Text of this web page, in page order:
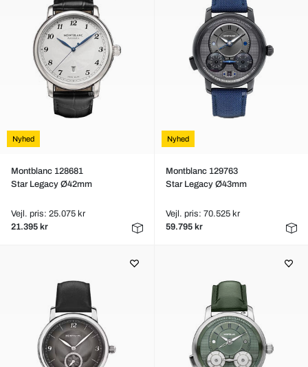
Nyhed
Montblanc 128681
Star Legacy Ø42mm
Vejl. pris: 25.075 kr
21.395 kr
Nyhed
Montblanc 129763
Star Legacy Ø43mm
Vejl. pris: 70.525 kr
59.795 kr